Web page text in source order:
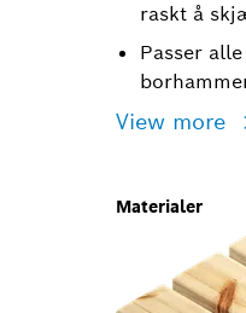
raskt å
Passer
View more
Materialer